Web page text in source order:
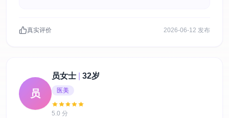
真实评价 2026-06-12 发布
员
员女士 32岁
医美
5.0 分